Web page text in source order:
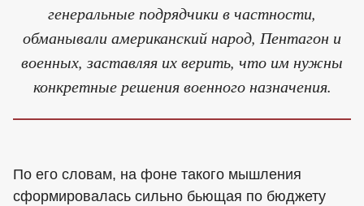
генеральные подрядчики в частности,
обманывали американский народ, Пентагон и
военных, заставляя их верить, что им нужны
конкретные решения военного назначения.
По его словам, на фоне такого мышления
сформировалась сильно бьющая по бюджету